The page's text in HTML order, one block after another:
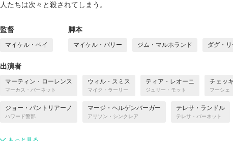
人たちは次々と殺されてしまう。
監督
マイケル・ベイ
脚本
マイケル・バリー ジム・マルホランド ダグ・
出演者
マーティン・ローレンス
マーカス・バーネット
ウィル・スミス
マイク・ラーリー
ティア・レオーニ
ジュリー・モット
チェッ
フーシェ
ジョー・パントリアーノ
ハワード警部
マージ・ヘルゲンバーガー
アリソン・シンクレア
テレサ・ランドル
テレサ・バーネット